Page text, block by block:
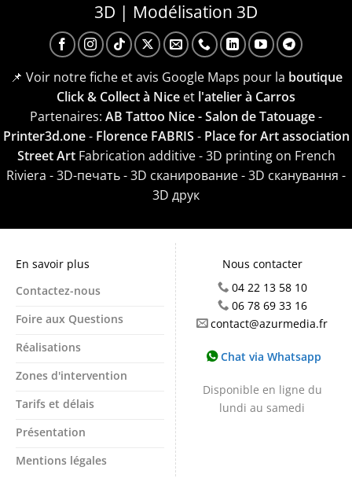
3D | Modélisation 3D
📌 Voir notre fiche et avis Google Maps pour la boutique
Click & Collect à Nice et l'atelier à Carros
Partenaires: AB Tattoo Nice - Salon de Tatouage-
Printer3d.one- Florence FABRIS - Place for Art association
Street ArtFabrication additive - 3D printing on French
Riviera - 3D-печать - 3D сканирование - 3D сканування -
3D друк
En savoir plus
Contactez-nous
Foire aux Questions
Réalisations
Zones d'intervention
Tarifs et délais
Présentation
Mentions légales
Nous contacter
04 22 13 58 10
06 78 69 33 16
contact@azurmedia.fr
Chat via Whatsapp
Disponible en ligne du
lundi au samedi